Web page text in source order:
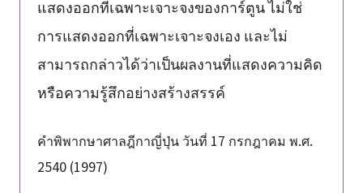
แสดงออกที่เฉพาะเจาะจงของการ์ตูน ไม่ใช่
การแสดงออกที่เฉพาะเจาะจงเอง และไม่
สามารถกล่าวได้ว่าเป็นผลงานที่แสดงความคิด
หรือความรู้สึกอย่างสร้างสรรค์
คำพิพากษาศาลฎีกาญี่ปุ่น วันที่ 17 กรกฎาคม พ.ศ.
2540 (1997)